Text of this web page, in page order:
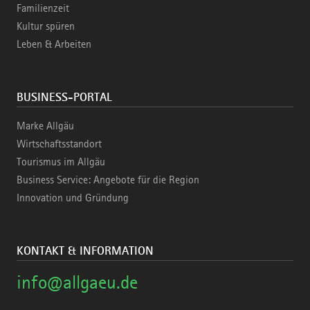
Familienzeit
Kultur spüren
Leben & Arbeiten
BUSINESS-PORTAL
Marke Allgäu
Wirtschaftsstandort
Tourismus im Allgäu
Business Service: Angebote für die Region
Innovation und Gründung
KONTAKT & INFORMATION
info@allgaeu.de